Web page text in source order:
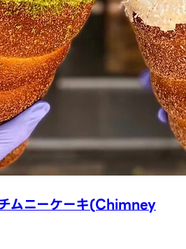
ムニーケーキ(Chimney